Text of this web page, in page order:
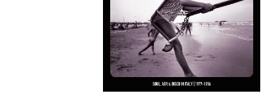
Soul,
AOR
Disco